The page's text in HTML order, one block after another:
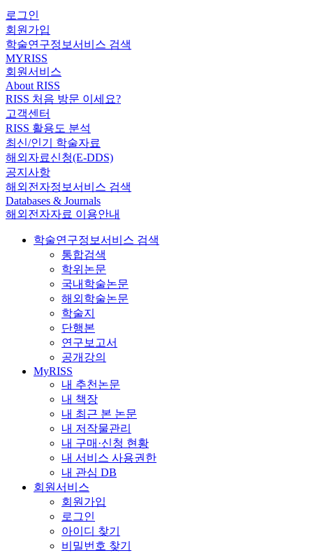
로그인
회원가입
학술연구정보서비스 검색
MYRISS
회원서비스
About RISS
RISS 처음 방문 이세요?
고객센터
RISS 활용도 분석
최신/인기 학술자료
해외자료신청(E-DDS)
공지사항
해외전자정보서비스 검색
Databases & Journals
해외전자자료 이용안내
학술연구정보서비스 검색
통합검색
학위논문
국내학술논문
해외학술논문
학술지
단행본
연구보고서
공개강의
MyRISS
내 추천논문
내 책장
내 최근 본 논문
내 저작물관리
내 구매·신청 현황
내 서비스 사용권한
내 관심 DB
회원서비스
회원가입
로그인
아이디 찾기
비밀번호 찾기